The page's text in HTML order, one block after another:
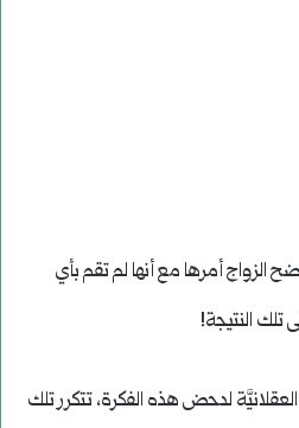
الزواج أمرها مع أنها لم تقم بأي
تلك النتيجة!
لدحض هذه الفكرة، تتكرر تلك